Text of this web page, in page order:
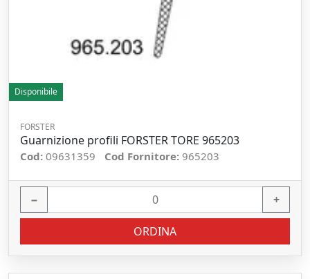
Disponibile
FORSTER
Guarnizione profili FORSTER TORE 965203
Cod: 09631359 Cod Fornitore: 965203
− +
ORDINA